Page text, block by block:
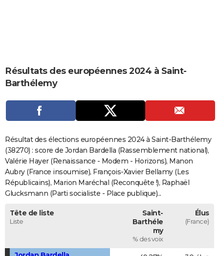
CARTE DE VOEUX
Carte de Noël
Carte Bonne année
Carte Saint-Valentin
Carte Pâques
Carte d'anniversaire
Dictionnaire
Biographies
Expressions
Proverbes
PROGRAMME TV
S'inscrire
Se connecter
Lycées
Collèges
Primaires
Universités
Entreprises
Service militaire
Avis de recherche
AVIS DE DÉCÈS
FORUM
Bricolage
Lifestyle
Culture
SportAuto
Television
Voyage
Cinema
Résultats des européennes 2024 à Saint-
Barthélemy
Résultat des élections européennes 2024 à Saint-Barthélemy
(38270) : score de Jordan Bardella (Rassemblement national),
Valérie Hayer (Renaissance - Modem - Horizons), Manon
Aubry (France insoumise), François-Xavier Bellamy (Les
Républicains), Marion Maréchal (Reconquête !), Raphaël
Glucksmann (Parti socialiste - Place publique)...
Tête de liste
Liste
Saint-
Barthéle
my
% des voix
Élus
(France)